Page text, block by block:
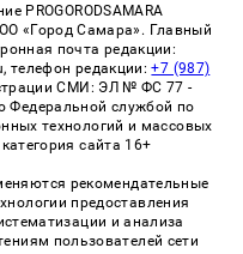
PROGORODSAMARA
«Город Самара». Главный
почта редакции:
телефон редакции:+7 (987)
СМИ: ЭЛ № ФС 77 -
Федеральной службой по
технологий и массовых
сайта 16+
рекомендательные
предоставления
и анализа
пользователей сети